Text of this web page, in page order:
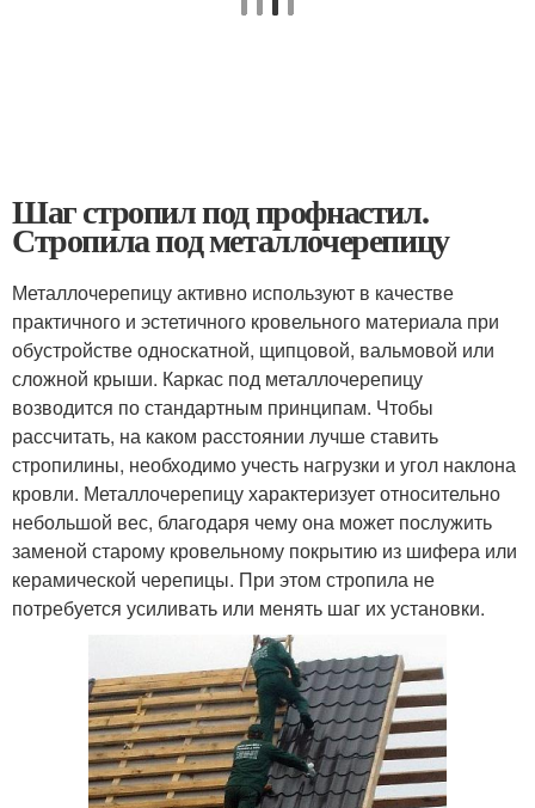
Шаг стропил под профнастил.
Стропила под металлочерепицу
Металлочерепицу активно используют в качестве
практичного и эстетичного кровельного материала при
обустройстве односкатной, щипцовой, вальмовой или
сложной крыши. Каркас под металлочерепицу
возводится по стандартным принципам. Чтобы
рассчитать, на каком расстоянии лучше ставить
стропилины, необходимо учесть нагрузки и угол наклона
кровли. Металлочерепицу характеризует относительно
небольшой вес, благодаря чему она может послужить
заменой старому кровельному покрытию из шифера или
керамической черепицы. При этом стропила не
потребуется усиливать или менять шаг их установки.